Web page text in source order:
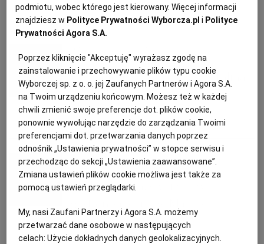
KUCHNIA HISZPAŃSKA
KALISZ
KIELCE
KOSZALIN
KRAKÓW
LUBLIN
ŁÓDŹ
KSIĄŻKI. MAGAZYN DO CZYTANIA
SŁÓWKA. MAGAZYN O JĘZYKU
ARCHIWUM
GAZETA.PL
TOK FM
SPORT.PL
PUBLIO.PL
KULTURALNYSKLEP.PL
HISZPANIA MAŁŻE MUSZLE ŚWIĘTEGO JAKUBA PODRÓŻE
Co warto jeść i zwiedzać w Palma
de Mallorca
HISZPANIA PALMA DE MALLORCA PODRÓŻE
Honorata Piwowarska
Madrid Fusión, czyli szczyt
GASTRONOMIA HISZPANIA KULINARIA SZEFOWIE KUCHNI
podmiotu, wobec którego jest kierowany. Więcej informacji
znajdziesz w Polityce Prywatności Wyborcza.pl i Polityce
Prywatności Agora S.A.
Poprzez kliknięcie "Akceptuję" wyrażasz zgodę na
zainstalowanie i przechowywanie plików typu cookie
Wyborczej sp. z o. o. jej Zaufanych Partnerów i Agora S.A.
na Twoim urządzeniu końcowym. Możesz też w każdej
chwili zmienić swoje preferencje dot. plików cookie,
ponownie wywołując narzędzie do zarządzania Twoimi
preferencjami dot. przetwarzania danych poprzez
odnośnik „Ustawienia prywatności” w stopce serwisu i
przechodząc do sekcji „Ustawienia zaawansowane”.
Zmiana ustawień plików cookie możliwa jest także za
pomocą ustawień przeglądarki.
My, nasi Zaufani Partnerzy i Agora S.A. możemy
przetwarzać dane osobowe w następujących
celach:Użycie dokładnych danych geolokalizacyjnych.